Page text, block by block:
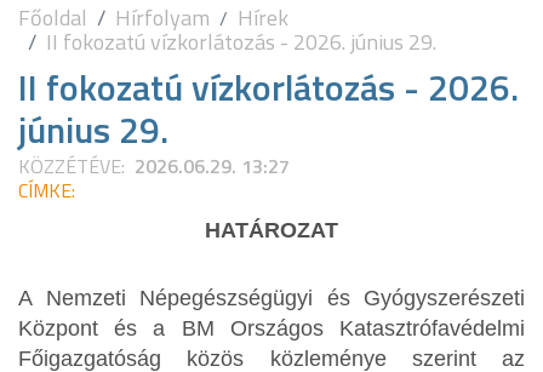
Főoldal Hírfolyam Hírek
II fokozatú vízkorlátozás - 2026. június 29.
II fokozatú vízkorlátozás - 2026.
június 29.
KÖZZÉTÉVE: 2026.06.29. 13:27
CÍMKE:
HATÁROZAT
A Nemzeti Népegészségügyi és Gyógyszerészeti
Központ és a BM Országos Katasztrófavédelmi
Főigazgatóság közös közleménye szerint az